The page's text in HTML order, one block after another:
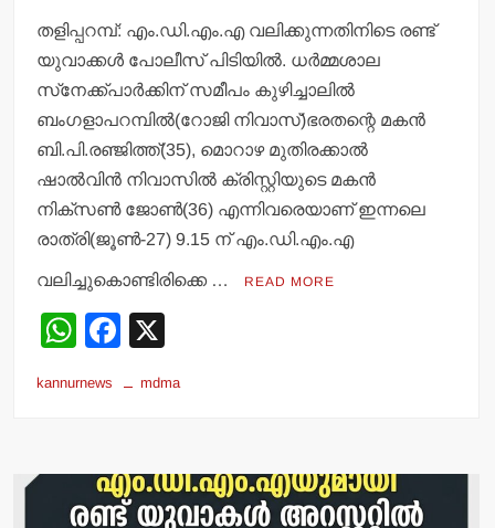
തളിപ്പറമ്പ്: എം.ഡി.എം.എ വലിക്കുന്നതിനിടെ രണ്ട്
യുവാക്കള്‍ പോലീസ് പിടിയില്‍. ധര്‍മ്മശാല
സ്‌നേക്ക്പാര്‍ക്കിന് സമീപം കുഴിച്ചാലില്‍
ബംഗളാപറമ്പില്‍(റോജി നിവാസ്)ഭരതന്റെ മകന്‍
ബി.പി.രഞ്ജിത്ത്(35), മൊറാഴ മുതിരക്കാല്‍
ഷാല്‍വിന്‍ നിവാസില്‍ ക്രിസ്റ്റിയുടെ മകന്‍
നിക്‌സണ്‍ ജോണ്‍(36) എന്നിവരെയാണ് ഇന്നലെ
രാത്രി(ജൂണ്‍-27) 9.15 ന് എം.ഡി.എം.എ
വലിച്ചുകൊണ്ടിരിക്കെ … READ MORE
W
at
A
p
F
c
b
o
kannurnews mdma